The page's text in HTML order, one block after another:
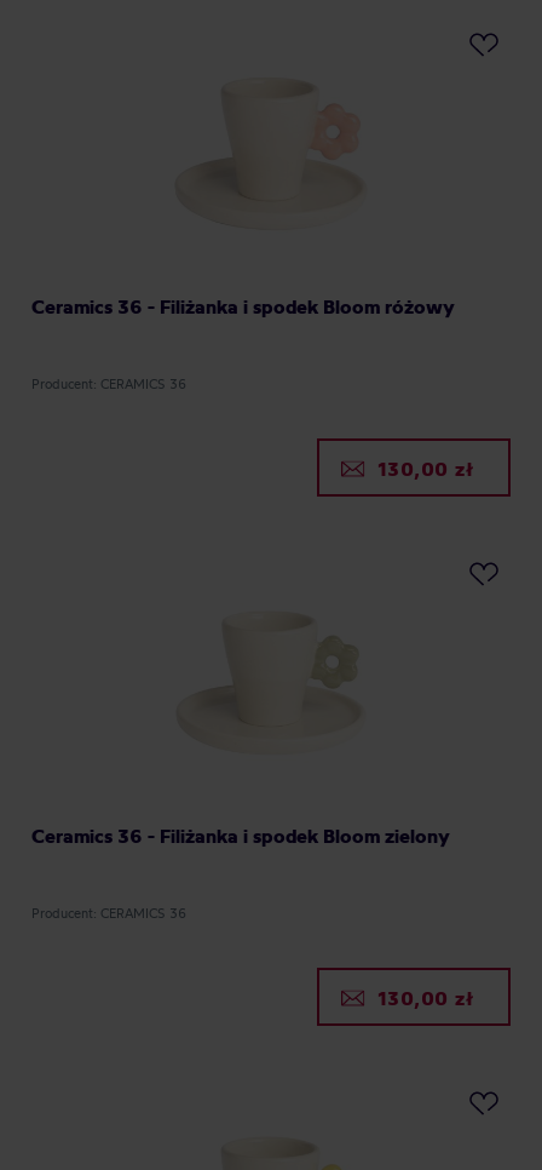
Ceramics 36 - Filiżanka i spodek Bloom różowy
Producent: CERAMICS 36
130,00 zł
Ceramics 36 - Filiżanka i spodek Bloom zielony
Producent: CERAMICS 36
130,00 zł